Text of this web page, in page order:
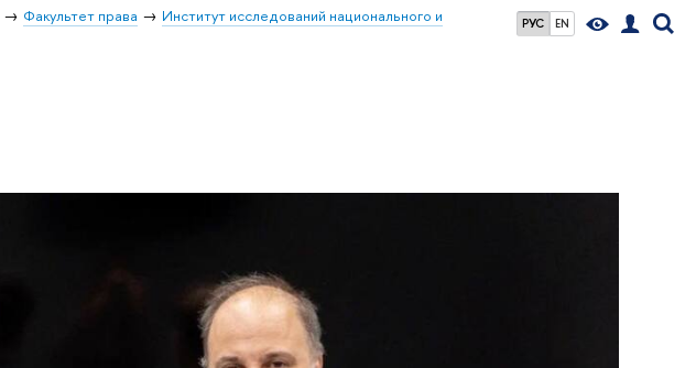
РУС EN
Факультет права
Институт исследований национального и